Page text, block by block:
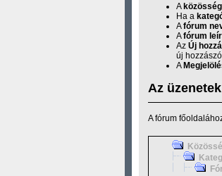
A
Ha a
Afórum
Afórum
Az Új
új
A
Az
A fórum